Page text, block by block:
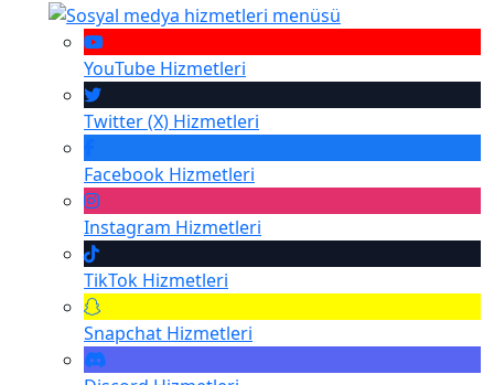
YouTube Hizmetleri
Twitter (X) Hizmetleri
Facebook Hizmetleri
Instagram Hizmetleri
TikTok Hizmetleri
Snapchat Hizmetleri